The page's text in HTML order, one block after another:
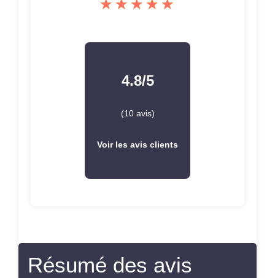
4.8/5
(10 avis)
Voir les avis clients
Résumé des avis